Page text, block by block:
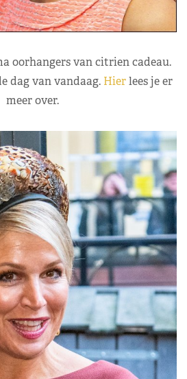
oorhangers van citrien cadeau.
dag van vandaag. Hierlees je er
meer over.